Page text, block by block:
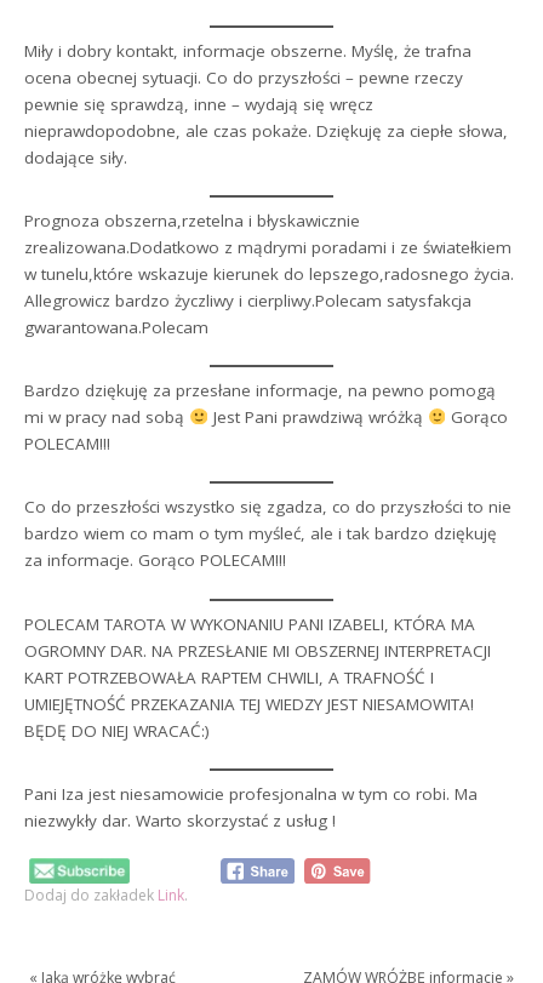
Miły i dobry kontakt, informacje obszerne. Myślę, że trafna
ocena obecnej sytuacji. Co do przyszłości – pewne rzeczy
pewnie się sprawdzą, inne – wydają się wręcz
nieprawdopodobne, ale czas pokaże. Dziękuję za ciepłe słowa,
dodające siły.
Prognoza obszerna,rzetelna i błyskawicznie
zrealizowana.Dodatkowo z mądrymi poradami i ze światełkiem
w tunelu,które wskazuje kierunek do lepszego,radosnego życia.
Allegrowicz bardzo życzliwy i cierpliwy.Polecam satysfakcja
gwarantowana.Polecam
Bardzo dziękuję za przesłane informacje, na pewno pomogą
mi w pracy nad sobą
Jest Pani prawdziwą wróżką
Gorąco
POLECAM!!!
Co do przeszłości wszystko się zgadza, co do przyszłości to nie
bardzo wiem co mam o tym myśleć, ale i tak bardzo dziękuję
za informacje. Gorąco POLECAM!!!
POLECAM TAROTA W WYKONANIU PANI IZABELI, KTÓRA MA
OGROMNY DAR. NA PRZESŁANIE MI OBSZERNEJ INTERPRETACJI
KART POTRZEBOWAŁA RAPTEM CHWILI, A TRAFNOŚĆ I
UMIEJĘTNOŚĆ PRZEKAZANIA TEJ WIEDZY JEST NIESAMOWITA!
BĘDĘ DO NIEJ WRACAĆ:)
Pani Iza jest niesamowicie profesjonalna w tym co robi. Ma
niezwykły dar. Warto skorzystać z usług !
Dodaj do zakładek Link.
« Jaką wróżkę wybrać ZAMÓW WRÓŻBĘ informacje »